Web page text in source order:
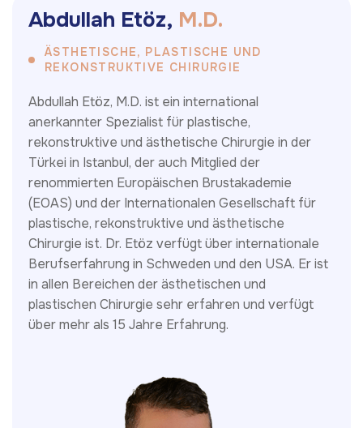
Abdullah Etöz, M.D.
ÄSTHETISCHE, PLASTISCHE UND
REKONSTRUKTIVE CHIRURGIE
Abdullah Etöz, M.D. ist ein international
anerkannter Spezialist für plastische,
rekonstruktive und ästhetische Chirurgie in der
Türkei in Istanbul, der auch Mitglied der
renommierten Europäischen Brustakademie
(EOAS) und der Internationalen Gesellschaft für
plastische, rekonstruktive und ästhetische
Chirurgie ist. Dr. Etöz verfügt über internationale
Berufserfahrung in Schweden und den USA. Er ist
in allen Bereichen der ästhetischen und
plastischen Chirurgie sehr erfahren und verfügt
über mehr als 15 Jahre Erfahrung.